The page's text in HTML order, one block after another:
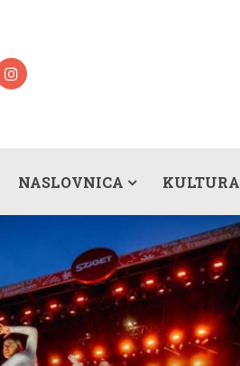
NASLOVNICA KULTURA